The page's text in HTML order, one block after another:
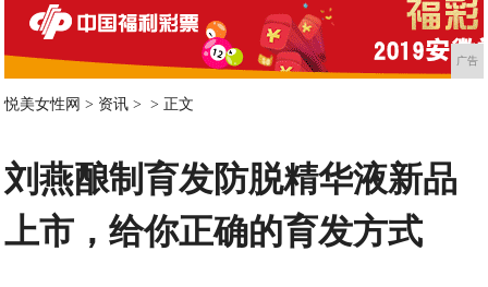
广告
悦美女性网 > 资讯 > > 正文
刘燕酿制育发防脱精华液新品
上市，给你正确的育发方式